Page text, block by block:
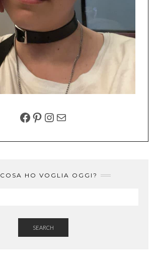
FACEBOOK
PINTEREST
INSTAGRAM
EMAIL
HO VOGLIA OGGI?
SEARCH